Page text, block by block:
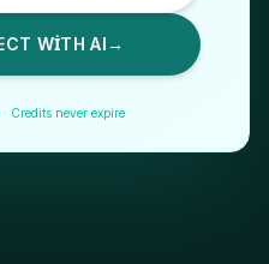
WITH AI→
Credits never expire